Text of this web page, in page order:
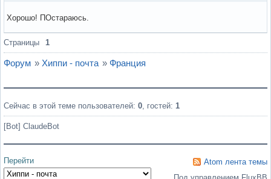
Хорошо! ПОстараюсь.
Вне форума
Страницы 1
Форум » Хиппи - почта » Франция
Сейчас в этой теме пользователей: 0 , гостей: 1
[Bot] ClaudeBot
Перейти
Atom лента темы